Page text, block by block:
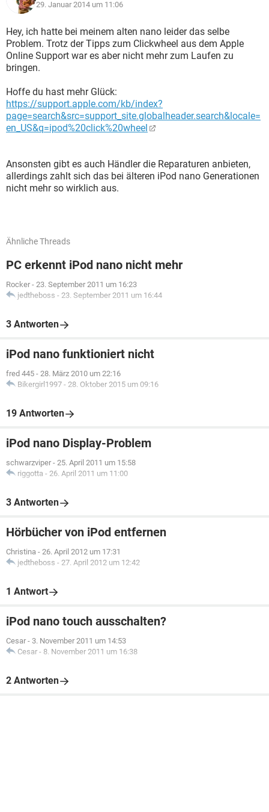
29. Januar 2014 um 11:06
Hey, ich hatte bei meinem alten nano leider das selbe
Problem. Trotz der Tipps zum Clickwheel aus dem Apple
Online Support war es aber nicht mehr zum Laufen zu
bringen.
Hoffe du hast mehr Glück:
https://support.apple.com/kb/index?
page=search&src=support_site.globalheader.search&locale=
en_US&q=ipod%20click%20wheel
Ansonsten gibt es auch Händler die Reparaturen anbieten,
allerdings zahlt sich das bei älteren iPod nano Generationen
nicht mehr so wirklich aus.
Ähnliche Threads
PC erkennt iPod nano nicht mehr
Rocker - 23. September 2011 um 16:23
jedtheboss - 23. September 2011 um 16:44
3 Antworten
iPod nano funktioniert nicht
fred 445 - 28. März 2010 um 22:16
Bikergirl1997 - 28. Oktober 2015 um 09:16
19 Antworten
iPod nano Display-Problem
schwarzviper - 25. April 2011 um 15:58
riggotta - 26. April 2011 um 11:00
3 Antworten
Hörbücher von iPod entfernen
Christina - 26. April 2012 um 17:31
jedtheboss - 27. April 2012 um 12:42
1 Antwort
iPod nano touch ausschalten?
Cesar - 3. November 2011 um 14:53
Cesar - 8. November 2011 um 16:38
2 Antworten